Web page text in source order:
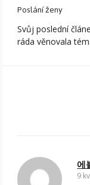
Poslání ženy
Svůj poslední
ráda věnovala
에
9